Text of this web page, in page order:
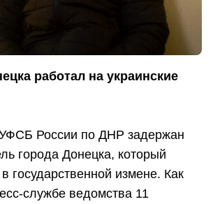
работал на украинские
России по ДНР задержан
города Донецка, который
государственной измене. Как
службе ведомства 11